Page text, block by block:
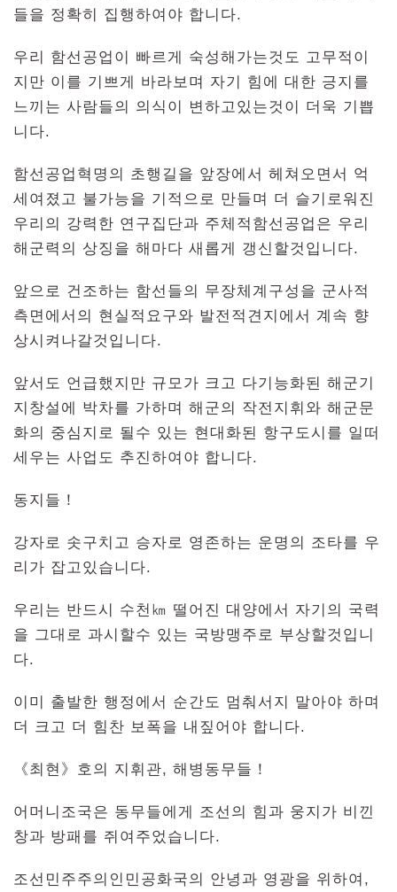
들을 정확히 집행하여야 합니다.
우리 함선공업이 빠르게 숙성해가는것도 고무적이
지만 이를 기쁘게 바라보며 자기 힘에 대한 긍지를
느끼는 사람들의 의식이 변하고있는것이 더욱 기쁩
니다.
함선공업혁명의 초행길을 앞장에서 헤쳐오면서 억
세여졌고 불가능을 기적으로 만들며 더 슬기로워진
우리의 강력한 연구집단과 주체적함선공업은 우리
해군력의 상징을 해마다 새롭게 갱신할것입니다.
앞으로 건조하는 함선들의 무장체계구성을 군사적
측면에서의 현실적요구와 발전적견지에서 계속 향
상시켜나갈것입니다.
앞서도 언급했지만 규모가 크고 다기능화된 해군기
지창설에 박차를 가하며 해군의 작전지휘와 해군문
화의 중심지로 될수 있는 현대화된 항구도시를 일떠
세우는 사업도 추진하여야 합니다.
동지들！
강자로 솟구치고 승자로 영존하는 운명의 조타를 우
리가 잡고있습니다.
우리는 반드시 수천㎞ 떨어진 대양에서 자기의 국력
을 그대로 과시할수 있는 국방맹주로 부상할것입니
다.
이미 출발한 행정에서 순간도 멈춰서지 말아야 하며
더 크고 더 힘찬 보폭을 내짚어야 합니다.
《최현》호의 지휘관, 해병동무들！
어머니조국은 동무들에게 조선의 힘과 웅지가 비낀
창과 방패를 쥐여주었습니다.
조선민주주의인민공화국의 안녕과 영광을 위하여,